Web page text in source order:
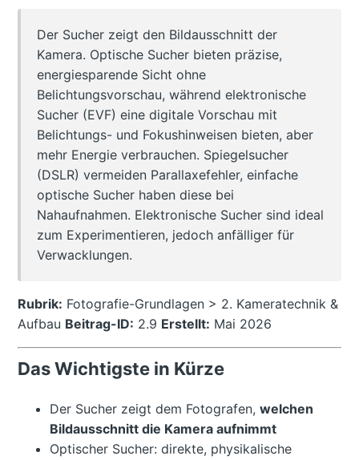
Der Sucher zeigt den Bildausschnitt der
Kamera. Optische Sucher bieten präzise,
energiesparende Sicht ohne
Belichtungsvorschau, während elektronische
Sucher (EVF) eine digitale Vorschau mit
Belichtungs- und Fokushinweisen bieten, aber
mehr Energie verbrauchen. Spiegelsucher
(DSLR) vermeiden Parallaxefehler, einfache
optische Sucher haben diese bei
Nahaufnahmen. Elektronische Sucher sind ideal
zum Experimentieren, jedoch anfälliger für
Verwacklungen.
Rubrik: Fotografie-Grundlagen > 2. Kameratechnik &
Aufbau Beitrag-ID: 2.9 Erstellt: Mai 2026
Das Wichtigste in Kürze
Der Sucher zeigt dem Fotografen,welchen
Bildausschnitt die Kamera aufnimmt
Optischer Sucher: direkte, physikalische